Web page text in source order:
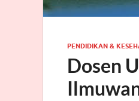
PENDIDIKAN &
Dosen